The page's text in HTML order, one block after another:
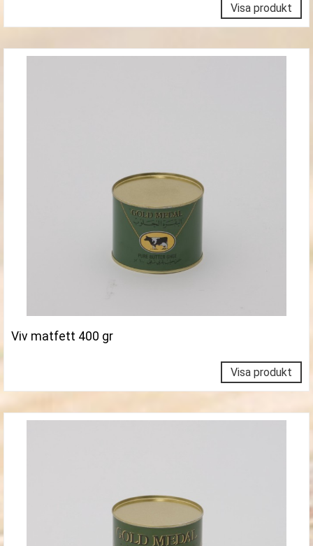
Visa produkt
Viv matfett 400 gr
Visa produkt